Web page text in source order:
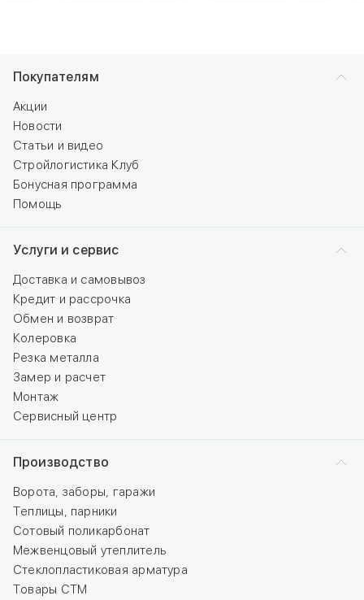
Покупателям
Акции
Новости
Статьи и видео
Стройлогистика Клуб
Бонусная программа
Помощь
Услуги и сервис
Доставка и самовывоз
Кредит и рассрочка
Обмен и возврат
Колеровка
Резка металла
Замер и расчет
Монтаж
Сервисный центр
Производство
Ворота, заборы, гаражи
Теплицы, парники
Сотовый поликарбонат
Межвенцовый утеплитель
Стеклопластиковая арматура
Товары СТМ